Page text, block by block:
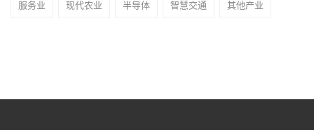
服务业 现代农业 半导体 智慧交通 其他产业